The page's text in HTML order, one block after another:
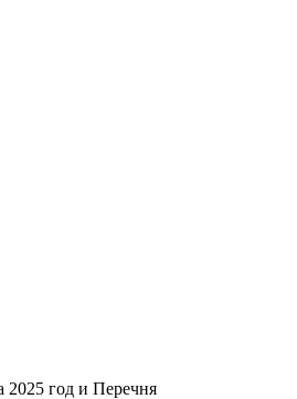
2025 год и Перечня